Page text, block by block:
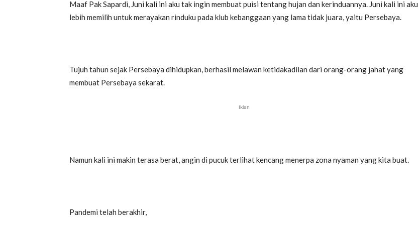
Maaf Pak Sapardi, Juni kali ini aku tak ingin membuat puisi tentang hujan dan kerinduannya. Juni kali ini aku
lebih memilih untuk merayakan rinduku pada klub kebanggaan yang lama tidak juara, yaitu Persebaya.
Tujuh tahun sejak Persebaya dihidupkan, berhasil melawan ketidakadilan dari orang-orang jahat yang
membuat Persebaya sekarat.
Iklan
Namun kali ini makin terasa berat, angin di pucuk terlihat kencang menerpa zona nyaman yang kita buat.
Pandemi telah berakhir,